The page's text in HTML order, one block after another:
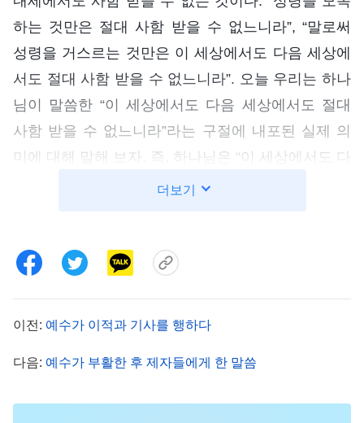
하는 것만은 절대 사함 받을 수 없느니라”, “말로써
성령을 거스르는 것만은 이 세상에서도 다음 세상에
서도 절대 사함 받을 수 없느니라”. 오늘 우리는 하나
님이 말씀한 “이 세상에서도 다음 세상에서도 절대
사함 받을 수 없느니라”라는 구절에 내포된 실제 의
미에 대해 말해 보자. 즉, 하나님은 “이 세상에서도 다
음 세상에서도 절대 사함 받을 수 없느니라”라는 말
더보기
이전: 예수가 이적과 기사를 행하다
다음: 예수가 부활한 후 제자들에게 한 말씀